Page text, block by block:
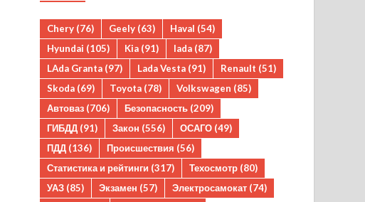
Chery (76) Geely (63) Haval (54)
Hyundai (105) Kia (91) lada (87)
LAda Granta (97) Lada Vesta (91) Renault (51)
Skoda (69) Toyota (78) Volkswagen (85)
Автоваз (706) Безопасность (209)
ГИБДД (91) Закон (556) ОСАГО (49)
ПДД (136) Происшествия (56)
Статистика и рейтинги (317) Техосмотр (80)
УАЗ (85) Экзамен (57) Электросамокат (74)